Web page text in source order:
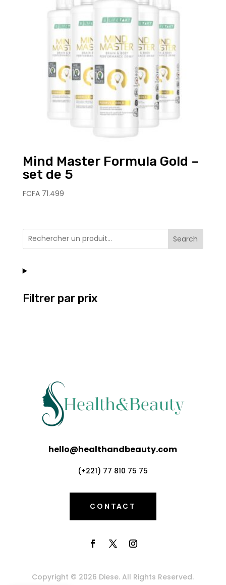
Mind Master Formula Gold –
set de 5
FCFA71.499
Search
Filtrer par prix
hello@healthandbeauty.com
(+221) 77 810 75 75
CONTACT
Copyright © 2026 Diese. All Rights Reserved.